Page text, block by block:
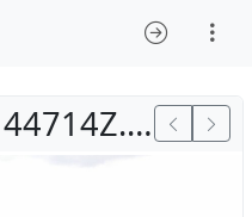
IMG_20200906_144714Z.jpg